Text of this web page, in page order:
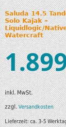
Saluda 14.5
Solo Kajak –
Liquidlogic/
Watercraft
inkl. MwSt.
zzgl.Versandkosten
Lieferzeit:ca. 3-5